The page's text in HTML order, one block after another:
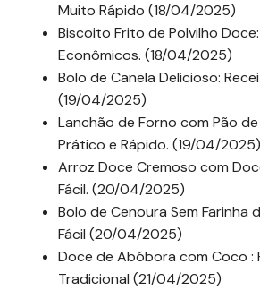
Muito Rápido (18/04/2025)
Biscoito Frito de Polvilho
Econômicos. (18/04/2025)
Bolo de Canela Delicioso:
(19/04/2025)
Lanchão de Forno com Pão
Prático e Rápido. (19/04/2025)
Arroz Doce Cremoso com
Fácil. (20/04/2025)
Bolo de Cenoura Sem Farinha
Fácil (20/04/2025)
Doce de Abóbora com Coco :
Tradicional (21/04/2025)